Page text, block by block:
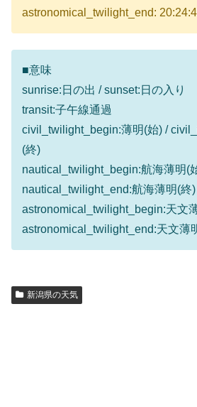
astronomical_twilight_end:
■意味
sunrise:日の出 / sunset:日の入り
transit:子午線通過
civil_twilight_begin:薄明(始) /
(終)
nautical_twilight_begin:航海薄明(
nautical_twilight_end:航海薄明(終)
astronomical_twilight_begin:天文
astronomical_twilight_end:天文薄
新潟県の天気